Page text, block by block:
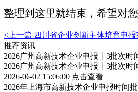
整理到这里就结束，希望对
<上一篇 四川省企业创新主体培育申
推荐资讯
2026广州高新技术企业申报丨3批次
2026广州高新技术企业申报丨3批次
2026-06-02 15:06:00 点击查看
2026年上海市高新技术企业申报时间